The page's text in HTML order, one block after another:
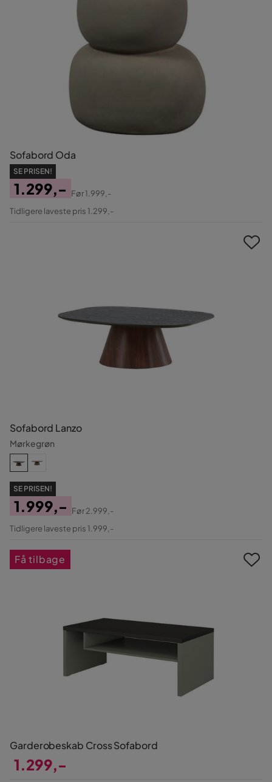
Sofabord Oda
SE PRISEN!
Pris
1.299,-
Original
Før1.999,-
Tidligere laveste pris 1.299,-
Sofabord Lanzo
Mørkegrøn
SE PRISEN!
Pris
1.999,-
Original
Før2.999,-
Tidligere laveste pris 1.999,-
Garderobeskab Cross Sofabord
1.299,-
Få tilbage